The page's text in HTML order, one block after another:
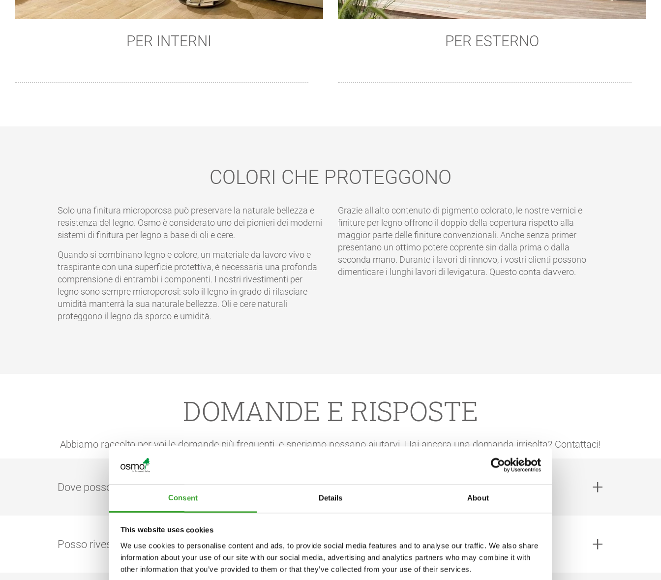
Consent Details About
This website uses cookies
We use cookies to personalise content and ads, to provide social media features and to analyse our traffic. We also share
information about your use of our site with our social media, advertising and analytics partners who may combine it with
other information that you’ve provided to them or that they’ve collected from your use of their services.
PER INTERNI PER ESTERNO
COLORI CHE PROTEGGONO
Solo una finitura microporosa può preservare la naturale bellezza e
resistenza del legno. Osmo è considerato uno dei pionieri dei moderni
sistemi di finitura per legno a base di oli e cere.
Quando si combinano legno e colore, un materiale da lavoro vivo e
traspirante con una superficie protettiva, è necessaria una profonda
comprensione di entrambi i componenti. I nostri rivestimenti per
legno sono sempre microporosi: solo il legno in grado di rilasciare
umidità manterrà la sua naturale bellezza. Oli e cere naturali
proteggono il legno da sporco e umidità.
Grazie all'alto contenuto di pigmento colorato, le nostre vernici e
finiture per legno offrono il doppio della copertura rispetto alla
maggior parte delle finiture convenzionali. Anche senza primer
presentano un ottimo potere coprente sin dalla prima o dalla
seconda mano. Durante i lavori di rinnovo, i vostri clienti possono
dimenticare i lunghi lavori di levigatura. Questo conta davvero.
DOMANDE E RISPOSTE
Abbiamo raccolto per voi le domande più frequenti, e speriamo possano aiutarvi. Hai ancora una domanda irrisolta? Contattaci!
Dove posso acquistare i prodotti Osmo?
di prodotti è disponibile anche nei negozi DIY. La vendita diretta ai consumatori finali non è possibile.
Tramite la barra diricerca dei rivenditorisul nostro sito web, è possibile trovare i rivenditori locali.
Posso rivestire sia l'interno che l'esterno di porte e finestre con lo stesso prodotto?